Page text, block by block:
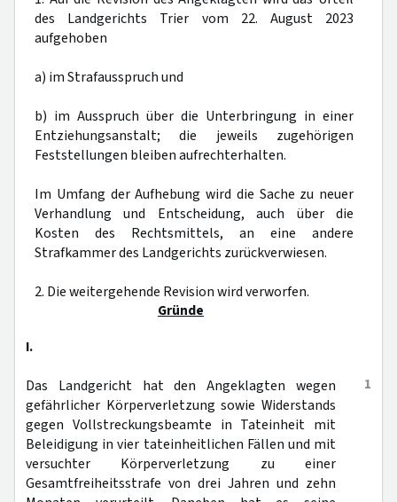
des Landgerichts Trier vom 22. August 2023
aufgehoben
a) im Strafausspruch und
b) im Ausspruch über die Unterbringung in einer
Entziehungsanstalt; die jeweils zugehörigen
Feststellungen bleiben aufrechterhalten.
Im Umfang der Aufhebung wird die Sache zu neuer
Verhandlung und Entscheidung, auch über die
Kosten des Rechtsmittels, an eine andere
Strafkammer des Landgerichts zurückverwiesen.
2. Die weitergehende Revision wird verworfen.
Gründe
I.
1
Das Landgericht hat den Angeklagten wegen
gefährlicher Körperverletzung sowie Widerstands
gegen Vollstreckungsbeamte in Tateinheit mit
Beleidigung in vier tateinheitlichen Fällen und mit
versuchter Körperverletzung zu einer
Gesamtfreiheitsstrafe von drei Jahren und zehn